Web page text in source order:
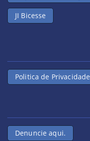
JI Bicesse
Politica de Privacidade
Denuncie aqui.